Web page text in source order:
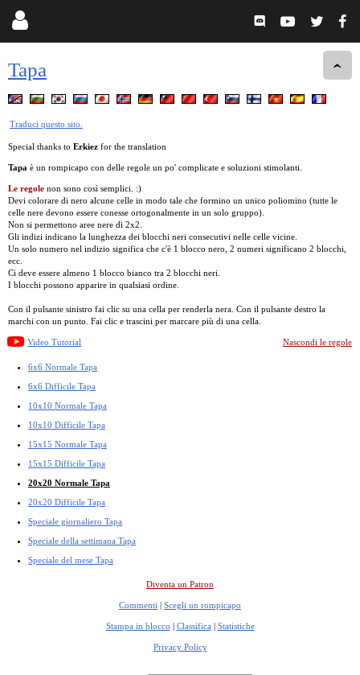
Tapa
Traduci questo sito.
Special thanks to Erkiez for the translation
Tapa è un rompicapo con delle regole un po' complicate e soluzioni stimolanti.
Le regole non sono così semplici. :)
Devi colorare di nero alcune celle in modo tale che formino un unico poliomino (tutte le
celle nere devono essere conesse ortogonalmente in un solo gruppo).
Non si permettono aree nere di 2x2.
Gli indizi indicano la lunghezza dei blocchi neri consecutivi nelle celle vicine.
Un solo numero nel indizio significa che c'è 1 blocco nero, 2 numeri significano 2 blocchi,
ecc.
Ci deve essere almeno 1 blocco bianco tra 2 blocchi neri.
I blocchi possono apparire in qualsiasi ordine.
Con il pulsante sinistro fai clic su una cella per renderla nera. Con il pulsante destro la
marchi con un punto. Fai clic e trascini per marcare più di una cella.
Video Tutorial Nascondi le regole
6x6 Normale Tapa
6x6 Difficile Tapa
10x10 Normale Tapa
10x10 Difficile Tapa
15x15 Normale Tapa
15x15 Difficile Tapa
20x20 Normale Tapa
20x20 Difficile Tapa
Speciale giornaliero Tapa
Speciale della settimana Tapa
Speciale del mese Tapa
Diventa un Patron
Commenti | Scegli un rompicapo
Stampa in blocco | Classifica | Statistiche
Privacy Policy